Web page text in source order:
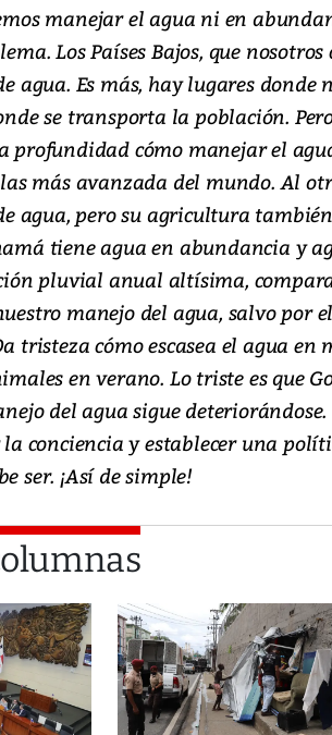
manejar el agua ni en
Los Países Bajos, que
agua. Es más, hay lugares donde
se transporta la población.
profundidad cómo manejar el
más avanzada del mundo. Al
agua, pero su agricultura
tiene agua en abundancia y
pluvial anual altísima,
manejo del agua, salvo por
tristeza cómo escasea el agua en
en verano. Lo triste es que
del agua sigue
conciencia y establecer una
ser. ¡Así de simple!